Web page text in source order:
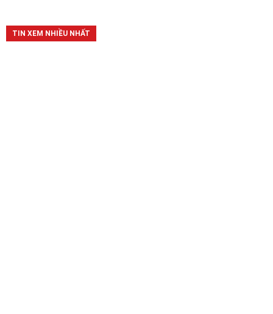
TIN XEM NHIỀU NHẤT